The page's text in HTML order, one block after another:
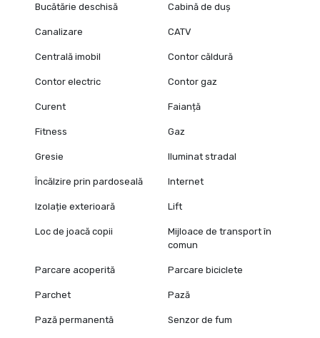
Bucătărie deschisă Cabină de duș
Canalizare CATV
Centrală imobil Contor căldură
Contor electric Contor gaz
Curent Faianță
Fitness Gaz
Gresie Iluminat stradal
Încălzire prin pardoseală Internet
Izolație exterioară Lift
Loc de joacă copii
Mijloace de transport în
comun
Parcare acoperită Parcare biciclete
Parchet Pază
Pază permanentă Senzor de fum